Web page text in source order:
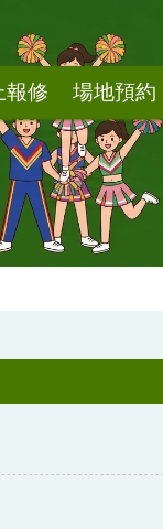
報修 場地預約